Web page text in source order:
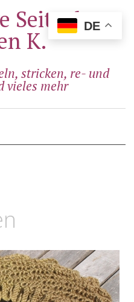
Seite der
K.
stricken, re- und
vieles mehr
DE